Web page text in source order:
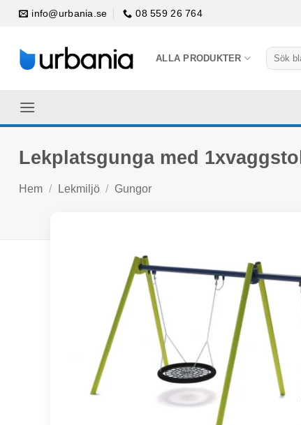
Skip
info@urbania.se 08 559 26 764
ALLA PRODUKTER
Sök
efter:
Lekplatsgunga med
Hem / Lekmiljö / Gungor